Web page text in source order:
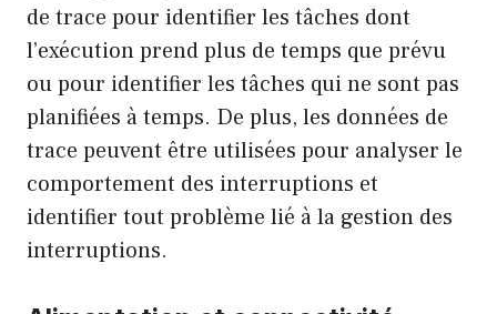
de trace pour identifier les tâches dont
l’exécution prend plus de temps que prévu
ou pour identifier les tâches qui ne sont pas
planifiées à temps. De plus, les données de
trace peuvent être utilisées pour analyser le
comportement des interruptions et
identifier tout problème lié à la gestion des
interruptions.